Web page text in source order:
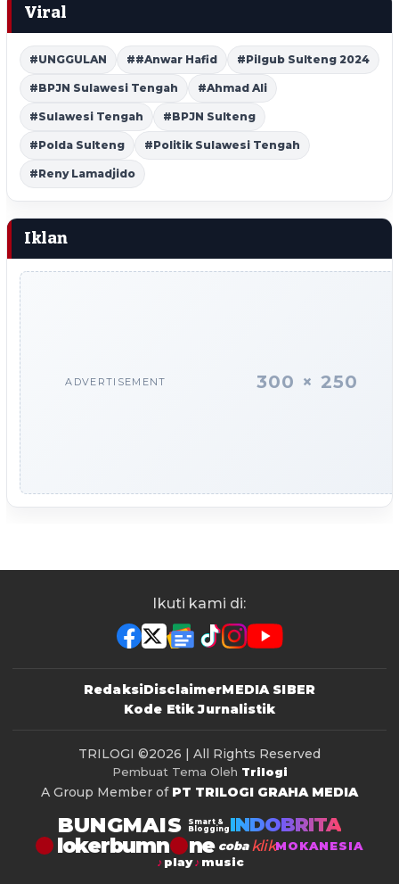
Viral
#UNGGULAN ##Anwar Hafid #Pilgub Sulteng 2024
#BPJN Sulawesi Tengah #Ahmad Ali
#Sulawesi Tengah #BPJN Sulteng
#Polda Sulteng #Politik Sulawesi Tengah
#Reny Lamadjido
Iklan
ADVERTISEMENT 300 × 250
Ikuti kami di:
RedaksiDisclaimerMEDIA SIBER
Kode Etik Jurnalistik
TRILOGI ©2026 | All Rights Reserved
Pembuat Tema Oleh Trilogi
A Group Member of PT TRILOGI GRAHA MEDIA
BUNGMAIS
Smart &
Blogging INDOBRITA
lokerbumn coba klikMOKANESIA
play
music